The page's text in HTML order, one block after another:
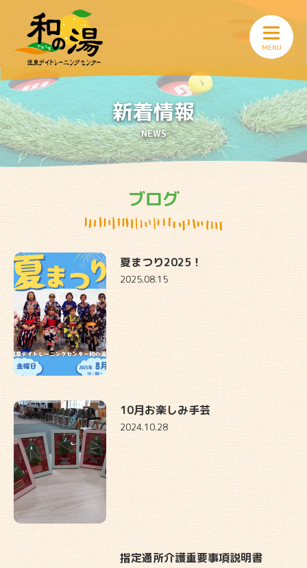
新着情報
NEWS
ブログ
夏まつり2025！
2025.08.15
10月お楽しみ手芸
2024.10.28
指定通所介護重要事項説明書